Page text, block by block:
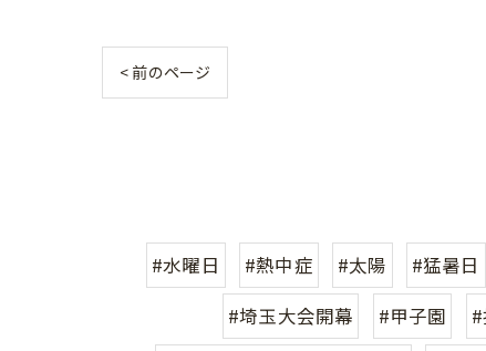
< 前のページ
#水曜日 #熱中症 #太陽 #猛暑日
#埼玉大会開幕
#甲子園